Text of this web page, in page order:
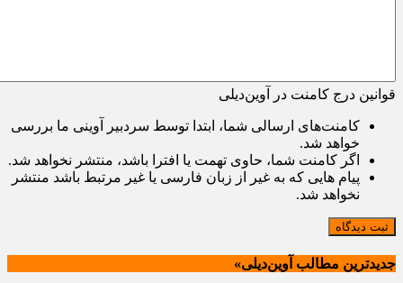
قوانین درج کامنت در آوین‌دیلی
کامنت‌های ارسالی شما، ابتدا توسط سردبیر آوینی ما بررسی
خواهد شد.
اگر کامنت شما، حاوی تهمت یا افترا باشد، منتشر نخواهد شد.
پیام هایی که به غیر از زبان فارسی یا غیر مرتبط باشد منتشر
نخواهد شد.
ثبت دیدگاه
جدیدترین مطالب آوین‌دیلی»